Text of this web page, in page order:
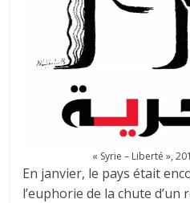
« Syrie – Liberté »,
En janvier, le pays était
l’euphorie de la chute d’un